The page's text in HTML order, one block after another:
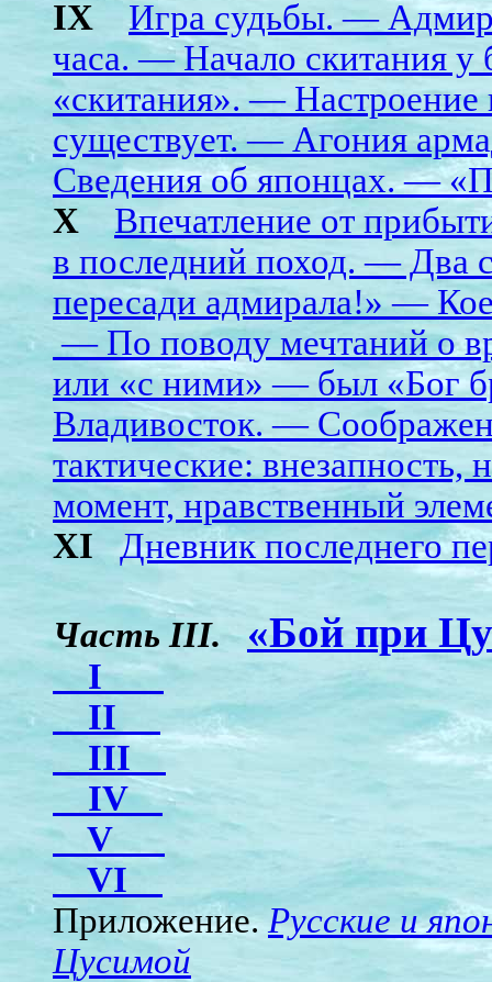
IX
Игра судьбы. —
часа. — Начало скитания
«скитания». —
существует. — Агония
Сведения об японцах. —
X
Впечатление от
в последний поход. — Два
пересади адмирала!» —
— По поводу мечтаний о
или «с ними» — был «Бог
Владивосток. —
тактические:
момент, нравственный
XI Дневник последнего
Часть III. «Бой при
I
II
III
IV
V
VI
Приложение.Русские и
Цусимой